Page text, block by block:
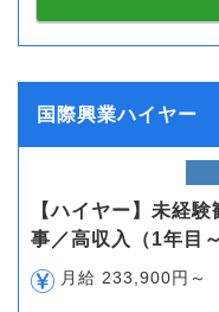
国際興業ハイヤー
【ハイヤー】未経
事／高収入（1年目
月給 233,900円～